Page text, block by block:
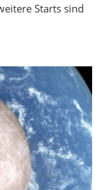
Starts sind